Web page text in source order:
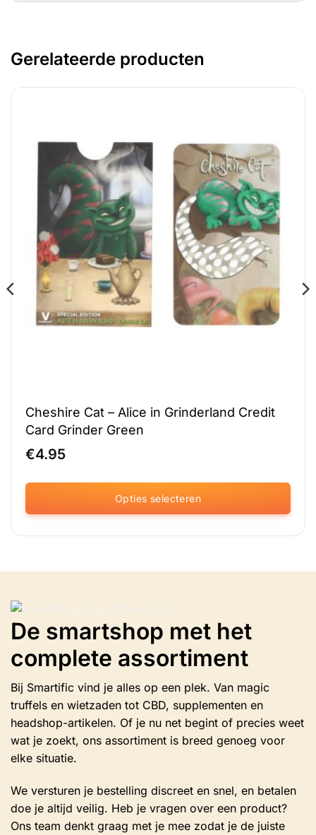
Gerelateerde producten
Cheshire Cat – Alice in Grinderland Credit
Card Grinder Green
€4.95
Opties selecteren
Dit
product
kan
gekozen
worden
op
de
productpagina
De smartshop met het
complete assortiment
Bij Smartific vind je alles op een plek. Van magic
truffels en wietzaden tot CBD, supplementen en
headshop-artikelen. Of je nu net begint of precies weet
wat je zoekt, ons assortiment is breed genoeg voor
elke situatie.
We versturen je bestelling discreet en snel, en betalen
doe je altijd veilig. Heb je vragen over een product?
Ons team denkt graag met je mee zodat je de juiste